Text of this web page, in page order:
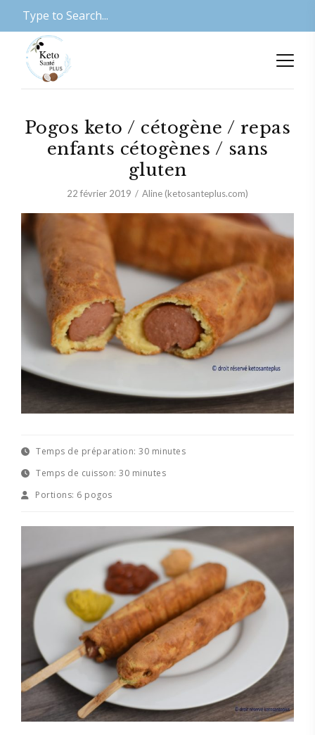
Pogos keto / cétogène / repas
enfants cétogènes / sans
gluten
22 février 2019 Aline (ketosanteplus.com)
Temps de préparation: 30 minutes
Temps de cuisson: 30 minutes
Portions: 6 pogos